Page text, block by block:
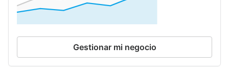
Gestionar mi negocio